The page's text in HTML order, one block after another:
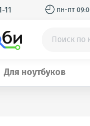
11 ◴ пн-пт
Для ноутбуков